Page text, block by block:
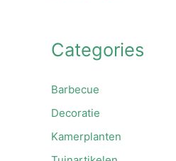
Categories
Barbecue
Decoratie
Kamerplanten